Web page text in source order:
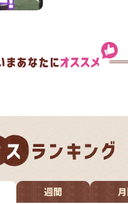
週間 月